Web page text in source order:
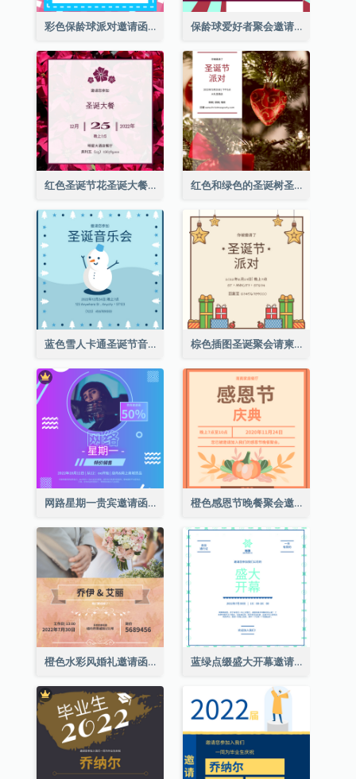
彩色保龄球派对邀请函 保龄球爱好者聚会邀请函
红色圣诞节花圣诞大餐请柬 红色和绿色的圣诞树圣诞派对邀请函
蓝色雪人卡通圣诞节音乐会邀请 棕色插图圣诞聚会请柬
网路星期一贵宾邀请函 橙色感恩节晚餐聚会邀请函
橙色水彩风婚礼邀请函 蓝绿点缀盛大开幕邀请函